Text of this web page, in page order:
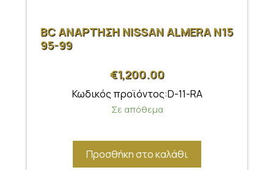
BC ΑΝΑΡΤΗΣΗ NISSAN ALMERA N15
95-99
€1,200.00
Κωδικός προϊόντος:D-11-RA
Σε απόθεμα
Προσθήκη στο καλάθι